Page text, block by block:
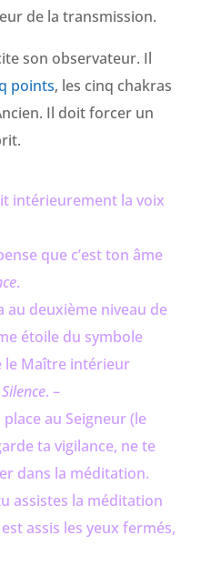
de la transmission.
son observateur. Il
points, les cinq chakras
Il doit forcer un
intérieurement la voix
que c’est ton âme
.
au deuxième niveau de
étoile du symbole
le Maître intérieur
Silence. –
au Seigneur (le
ta vigilance, ne te
dans la méditation.
assistes la méditation
assis les yeux fermés,